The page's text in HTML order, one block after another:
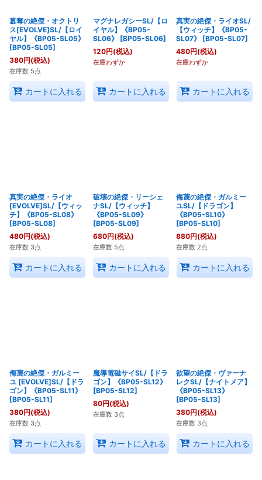
簒奪の絶傑・オクトリ
ス[EVOLVE]SL/【ロイ
ヤル】《BP05-SL05》
[BP05-SL05]
380円(税込)
在庫数 5点
カートに入れる
マグナレガシーSL/【ロ
イヤル】《BP05-
SL06》
[BP05-SL06]
120円(税込)
在庫わずか
カートに入れる
真実の絶傑・ライオSL/
【ウィッチ】《BP05-
SL07》
[BP05-SL07]
480円(税込)
在庫わずか
カートに入れる
真実の絶傑・ライオ
[EVOLVE]SL/【ウィッ
チ】《BP05-SL08》
[BP05-SL08]
480円(税込)
在庫数 3点
カートに入れる
破壊の絶傑・リーシェ
ナSL/【ウィッチ】
《BP05-SL09》
[BP05-SL09]
680円(税込)
在庫数 5点
カートに入れる
侮蔑の絶傑・ガルミー
ユSL/【ドラゴン】
《BP05-SL10》
[BP05-SL10]
880円(税込)
在庫数 2点
カートに入れる
侮蔑の絶傑・ガルミー
ユ [EVOLVE]SL/【ドラ
ゴン】《BP05-SL11》
[BP05-SL11]
380円(税込)
在庫数 3点
カートに入れる
魔導電磁サイSL/【ドラ
ゴン】《BP05-SL12》
[BP05-SL12]
80円(税込)
在庫数 3点
カートに入れる
欲望の絶傑・ヴァーナ
レクSL/【ナイトメア】
《BP05-SL13》
[BP05-SL13]
380円(税込)
在庫数 3点
カートに入れる